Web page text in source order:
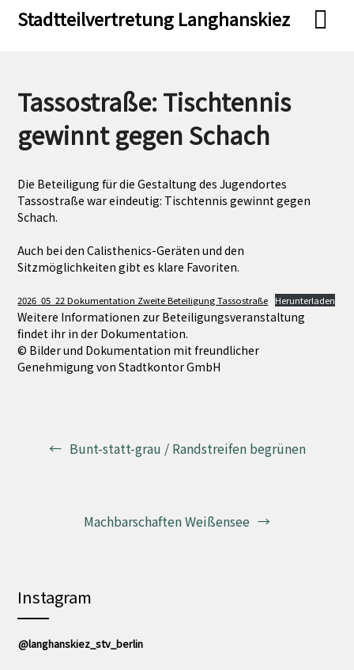
Skip
SkipStadtteilvertretung Langhanskiez
Tassostraße: Tischtennis
gewinnt gegen Schach
Die Beteiligung für die Gestaltung des Jugendortes
Tassostraße war eindeutig: Tischtennis gewinnt gegen
Schach.
Auch bei den Calisthenics-Geräten und den
Sitzmöglichkeiten gibt es klare Favoriten.
2026_05_22 Dokumentation Zweite Beteiligung Tassostraße Herunterladen
Weitere Informationen zur Beteiligungsveranstaltung
findet ihr in der Dokumentation.
© Bilder und Dokumentation mit freundlicher
Genehmigung von Stadtkontor GmbH
Bunt-statt-grau / Randstreifen begrünen
Machbarschaften Weißensee
Instagram
@langhanskiez_stv_berlin